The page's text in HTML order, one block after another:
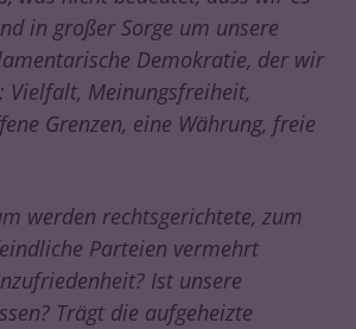
in großer Sorge um unsere
Demokratie, der wir
Vielfalt, Meinungsfreiheit,
Grenzen, eine Währung, freie
werden rechtsgerichtete, zum
Parteien vermehrt
Ist unsere
Trägt die aufgeheizte